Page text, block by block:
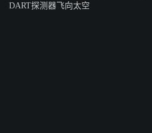
DART探测器飞向太空